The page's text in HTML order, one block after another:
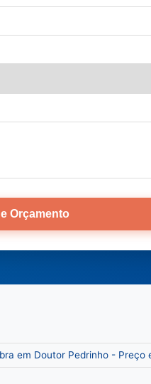
Orçamento
em Doutor Pedrinho - Preço